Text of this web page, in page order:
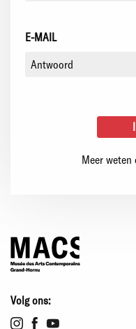
E-MAIL
Meer weten
Volg ons: